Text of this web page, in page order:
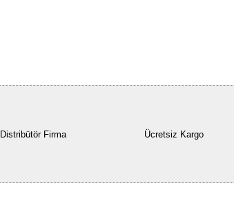
Distribütör Firma Ücretsiz Kargo